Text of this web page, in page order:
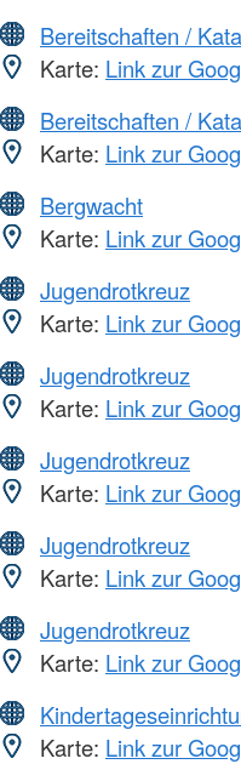
Bereitschaften /
Karte: Link zur
Bereitschaften /
Karte: Link zur
Bergwacht
Karte: Link zur
Jugendrotkreuz
Karte: Link zur
Jugendrotkreuz
Karte: Link zur
Jugendrotkreuz
Karte: Link zur
Jugendrotkreuz
Karte: Link zur
Jugendrotkreuz
Karte: Link zur
Karte: Link zur